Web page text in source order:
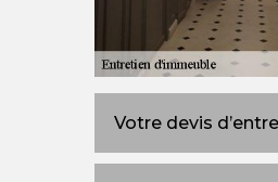
Votre devis